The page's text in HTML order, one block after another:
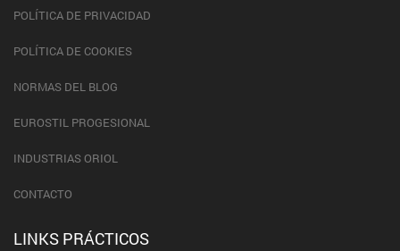
POLÍTICA DE PRIVACIDAD
POLÍTICA DE COOKIES
NORMAS DEL BLOG
EUROSTIL PROGESIONAL
INDUSTRIAS ORIOL
CONTACTO
LINKS PRÁCTICOS